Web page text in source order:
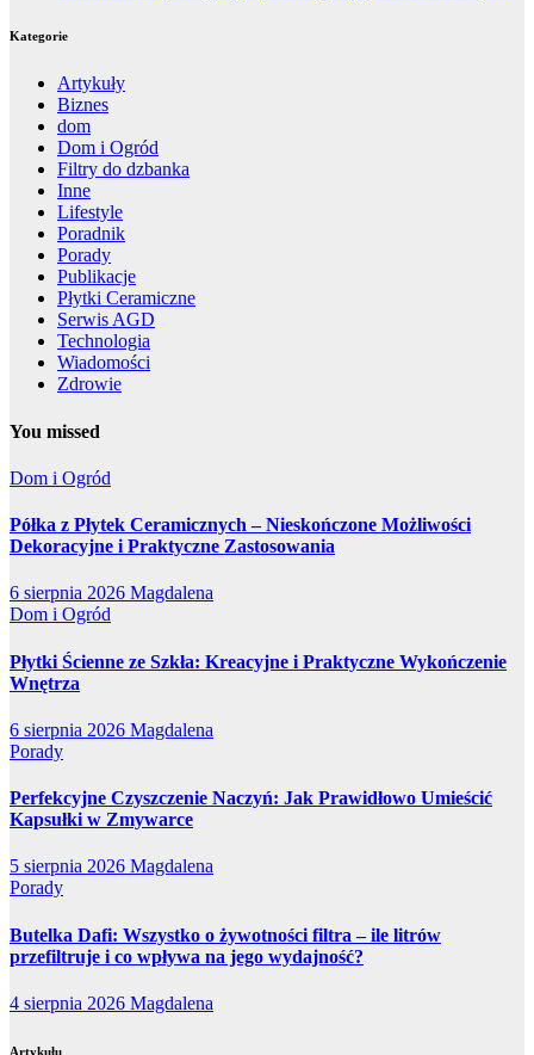
Kategorie
Artykuły
Biznes
dom
Dom i Ogród
Filtry do dzbanka
Inne
Lifestyle
Poradnik
Porady
Publikacje
Płytki Ceramiczne
Serwis AGD
Technologia
Wiadomości
Zdrowie
You missed
Dom i Ogród
Półka z Płytek Ceramicznych – Nieskończone Możliwości
Dekoracyjne i Praktyczne Zastosowania
6 sierpnia 2026 Magdalena
Dom i Ogród
Płytki Ścienne ze Szkła: Kreacyjne i Praktyczne Wykończenie
Wnętrza
6 sierpnia 2026 Magdalena
Porady
Perfekcyjne Czyszczenie Naczyń: Jak Prawidłowo Umieścić
Kapsułki w Zmywarce
5 sierpnia 2026 Magdalena
Porady
Butelka Dafi: Wszystko o żywotności filtra – ile litrów
przefiltruje i co wpływa na jego wydajność?
4 sierpnia 2026 Magdalena
Artykułu